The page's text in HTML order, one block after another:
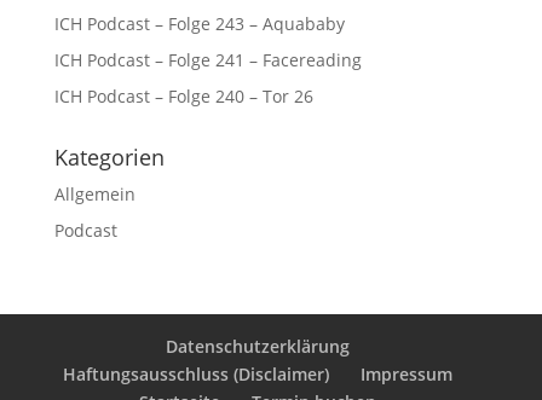
ICH Podcast – Folge 243 – Aquababy
ICH Podcast – Folge 241 – Facereading
ICH Podcast – Folge 240 – Tor 26
Kategorien
Allgemein
Podcast
Datenschutzerklärung
Haftungsausschluss (Disclaimer)
Impressum